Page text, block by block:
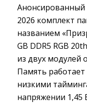
Анонсированный
2026 комплект
названием
GB DDR5 RGB
из двух модулей
Память
низкими
напряжении 1,45